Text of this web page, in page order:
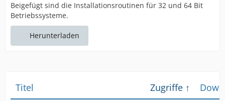
Beigefügt sind die Installationsroutinen für 32 und 64 Bit
Betriebssysteme.
Herunterladen
Titel Zugriffe